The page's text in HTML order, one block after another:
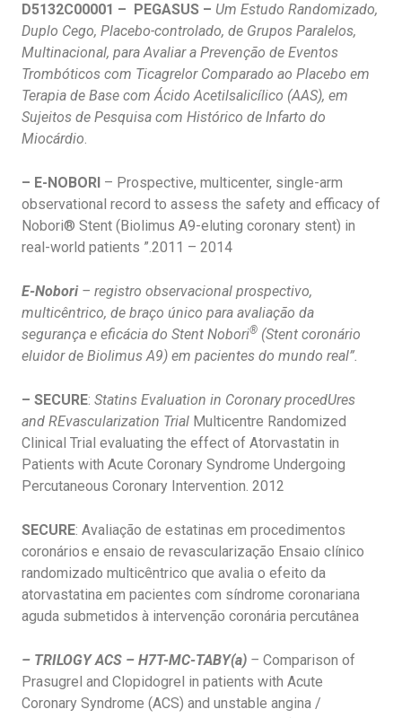
D5132C00001 – PEGASUS – Um Estudo Randomizado,
Duplo Cego, Placebo-controlado, de Grupos Paralelos,
Multinacional, para Avaliar a Prevenção de Eventos
Trombóticos com Ticagrelor Comparado ao Placebo em
Terapia de Base com Ácido Acetilsalicílico (AAS), em
Sujeitos de Pesquisa com Histórico de Infarto do
Miocárdio.
– E-NOBORI – Prospective, multicenter, single-arm
observational record to assess the safety and efficacy of
Nobori® Stent (Biolimus A9-eluting coronary stent) in
real-world patients ”.2011 – 2014
E-Nobori – registro observacional prospectivo,
multicêntrico, de braço único para avaliação da
segurança e eficácia do Stent Nobori® (Stent coronário
eluidor de Biolimus A9) em pacientes do mundo real”.
– SECURE: Statins Evaluation in Coronary procedUres
and REvascularization Trial Multicentre Randomized
Clinical Trial evaluating the effect of Atorvastatin in
Patients with Acute Coronary Syndrome Undergoing
Percutaneous Coronary Intervention. 2012
SECURE: Avaliação de estatinas em procedimentos
coronários e ensaio de revascularização Ensaio clínico
randomizado multicêntrico que avalia o efeito da
atorvastatina em pacientes com síndrome coronariana
aguda submetidos à intervenção coronária percutânea
– TRILOGY ACS – H7T-MC-TABY(a) – Comparison of
Prasugrel and Clopidogrel in patients with Acute
Coronary Syndrome (ACS) and unstable angina /